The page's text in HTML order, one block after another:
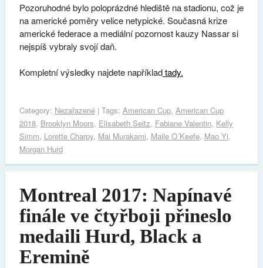
Pozoruhodné bylo poloprázdné hlediště na stadionu, což je
na americké poměry velice netypické. Současná krize
americké federace a mediální pozornost kauzy Nassar si
nejspíš vybraly svojí daň.
Kompletní výsledky najdete napříkladtady.
Category: Nezařazené| Tags: American Cup, American Cup
2018, Brooklyn Moors, Elisabeth Seitz, Fabiane Valentin, Kelly
Simm, Lorette Charpy, Mai Murakami, Maile O´Keefe, Mao Yi,
Morgan Hurd
Montreal 2017: Napínavé
finále ve čtyřboji přineslo
medaili Hurd, Black a
Eremině